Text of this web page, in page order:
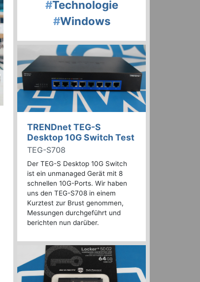
#Technologie
#Windows
TRENDnet TEG-S
Desktop 10G Switch Test
TEG-S708
Der TEG-S Desktop 10G Switch
ist ein unmanaged Gerät mit 8
schnellen 10G-Ports. Wir haben
uns den TEG-S708 in einem
Kurztest zur Brust genommen,
Messungen durchgeführt und
berichten nun darüber.